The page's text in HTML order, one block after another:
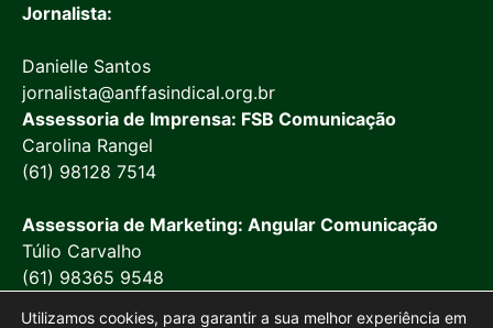
Jornalista:
Danielle Santos
jornalista@anffasindical.org.br
Assessoria de Imprensa: FSB Comunicação
Carolina Rangel
(61) 98128 7514
Assessoria de Marketing: Angular Comunicação
Túlio Carvalho
(61) 98365 9548
Utilizamos cookies, para garantir a sua melhor experiência em